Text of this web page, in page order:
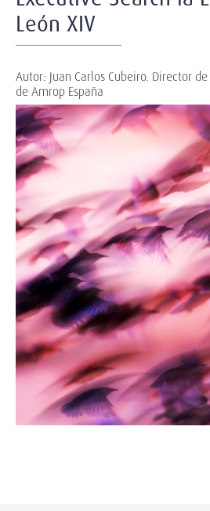
León XIV
Autor: Juan Carlos Cubeiro. Director
de Amrop España